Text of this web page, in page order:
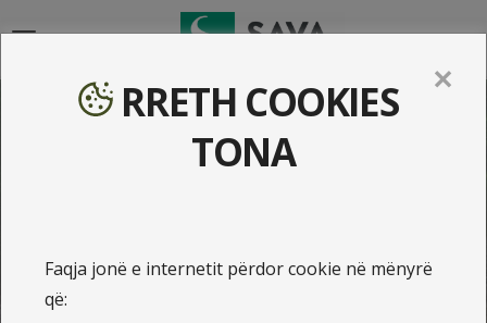
Na kontaktoni - Qendra e
✕
RRETH COOKIES
TONA
Faqja jonë e internetit përdor cookie në mënyrë
që: